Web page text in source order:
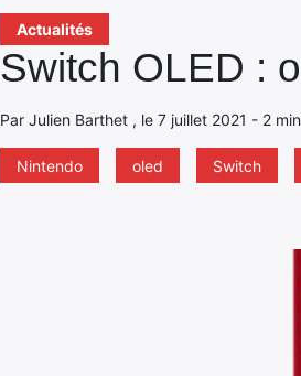
Actualités
Switch OLED :
Par Julien Barthet , le 7 juillet 2021 - 2
Nintendo oled Switch